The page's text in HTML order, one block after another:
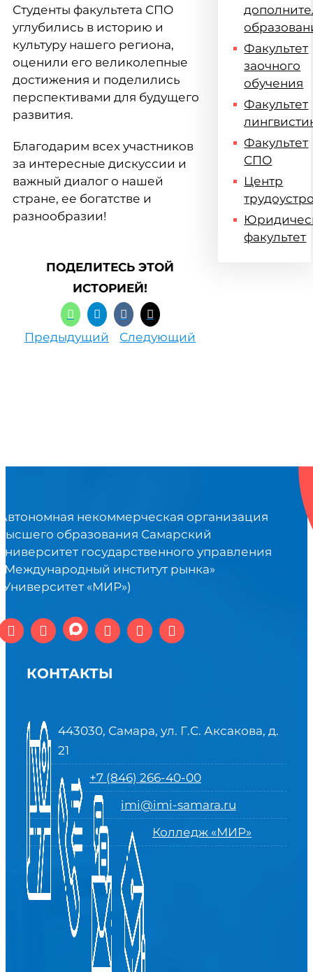
Студенты факультета СПО
углубились в историю и
культуру нашего региона,
оценили его великолепные
достижения и поделились
перспективами для будущего
развития.
Благодарим всех участников
за интересные дискуссии и
важный диалог о нашей
стране, ее богатстве и
разнообразии!
ПОДЕЛИТЕСЬ ЭТОЙ
ИСТОРИЕЙ!
Предыдущий Следующий
Факультет
заочного
обучения
Факультет
Факультет
СПО
Центр
факультет
некоммерческая организация
образования Самарский
государственного управления
институт рынка»
«МИР»)
КОНТАКТЫ
443030, Самара, ул. Г.С. Аксакова, д.
21
+7 (846) 266-40-00
imi@imi-samara.ru
Колледж «МИР»